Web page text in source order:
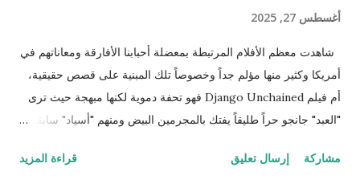
أغسطس 27, 2025
شاهدت معظم الأفلام المرتبطة بمعضلة أحبابنا الأفارقة ومعاناتهم في
أمريكا وكثير منها مؤلم جداً وخصوصاً تلك المبنية على قصص حقيقية،
أم فيلم Django Unchained فهو تحفة دموية لكنها مبهجة حيث ترى
"العبد" جانجو حراً طليقاً يفتك بالمجرمين البيض ومنهم "أسياد" سابقين
الحكومة جوائز نقدية. ننتقل إلى المشهد الذي يترقب فيه المشاهد
مشاركة إرسال تعليق قراءة المزيد